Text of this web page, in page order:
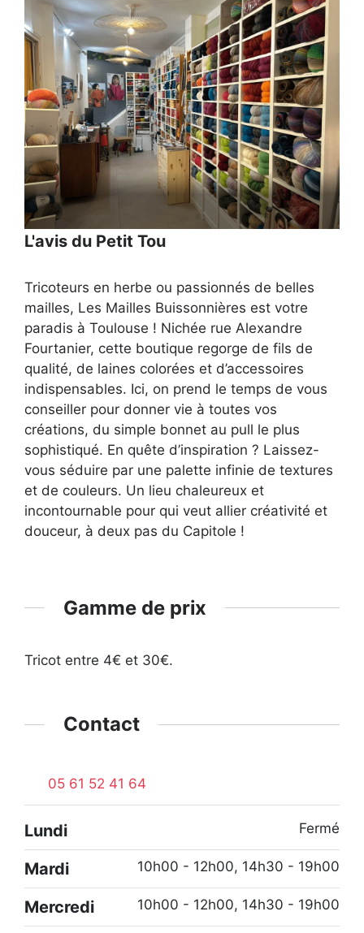
L'avis du Petit Tou
Tricoteurs en herbe ou passionnés de belles
mailles, Les Mailles Buissonnières est votre
paradis à Toulouse ! Nichée rue Alexandre
Fourtanier, cette boutique regorge de fils de
qualité, de laines colorées et d’accessoires
indispensables. Ici, on prend le temps de vous
conseiller pour donner vie à toutes vos
créations, du simple bonnet au pull le plus
sophistiqué. En quête d’inspiration ? Laissez-
vous séduire par une palette infinie de textures
et de couleurs. Un lieu chaleureux et
incontournable pour qui veut allier créativité et
douceur, à deux pas du Capitole !
Gamme de prix
Tricot entre 4€ et 30€.
Contact
05 61 52 41 64
Lundi Fermé
Mardi 10h00 - 12h00, 14h30 - 19h00
Mercredi 10h00 - 12h00, 14h30 - 19h00